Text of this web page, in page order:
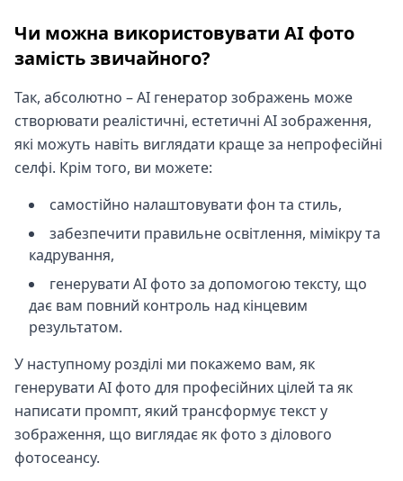
Чи можна використовувати AI фото
замість звичайного?
Так, абсолютно – AI генератор зображень може
створювати реалістичні, естетичні AI зображення,
які можуть навіть виглядати краще за непрофесійні
селфі. Крім того, ви можете:
самостійно налаштовувати фон та стиль,
забезпечити правильне освітлення, мімікру та
кадрування,
генерувати AI фото за допомогою тексту, що
дає вам повний контроль над кінцевим
результатом.
У наступному розділі ми покажемо вам, як
генерувати AI фото для професійних цілей та як
написати промпт, який трансформує текст у
зображення, що виглядає як фото з ділового
фотосеансу.